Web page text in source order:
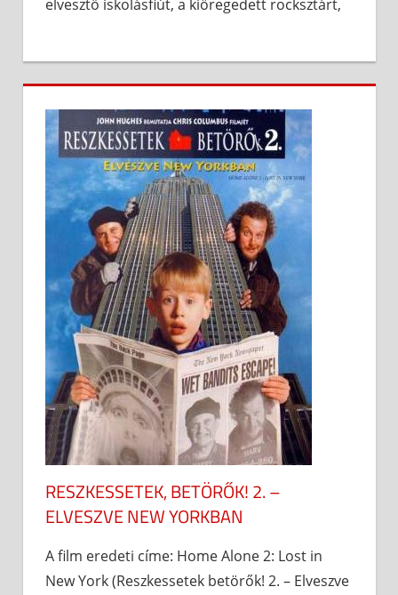
elvesztő iskolásfiút, a kiöregedett rocksztárt,
RESZKESSETEK, BETÖRŐK! 2. –
ELVESZVE NEW YORKBAN
A film eredeti címe: Home Alone 2: Lost in
New York (Reszkessetek betörők! 2. – Elveszve